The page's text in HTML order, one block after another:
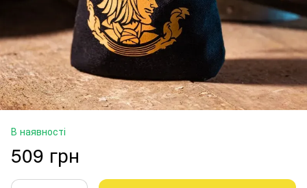
В наявності
509 грн